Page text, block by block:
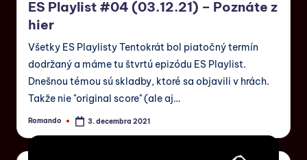
ES Playlist #04 (03.12.21) – Poznáte z
hier
Všetky ES Playlisty Tentokrát bol piatočný termín
dodržaný a máme tu štvrtú epizódu ES Playlist.
Dnešnou témou sú skladby, ktoré sa objavili v hrách.
Takže nie "original score" (ale aj…
Romando 3. decembra 2021